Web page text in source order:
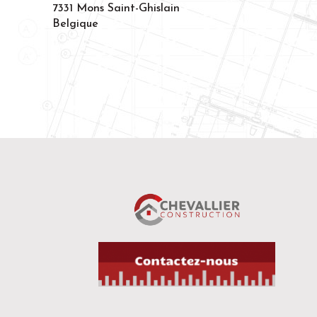
7331 Mons Saint-Ghislain
Belgique
Ce site est édité par :
L'hébergement est